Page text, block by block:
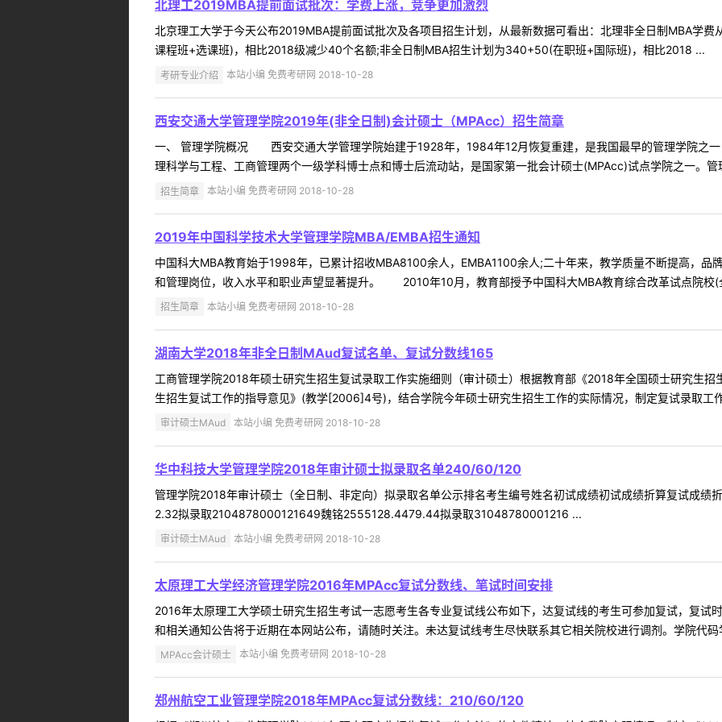
北理工2019MBA提前面试批次：学费上涨，竞争更加激烈
北京理工大学于今天公布2019MBA提前面试批次及各项目招生计划，从最新数据可看出：北理非全日制MBA学
课程班+选课班)，相比2018级减少40个名额;非全日制MBA招生计划为340+50(在职班+国际班)，相比2018 ...
考研专业介绍 本站小编 免费考研网 2018-10-28
西安交通大学管理学院2019年(非全日制)会计硕士（MPAcc）招生简章
一、 管理学院概况 西安交通大学管理学院始建于1928年，1984年12月恢复重建，是我国最早的管理学院之
理科学与工程、工商管理两个一级学科博士点和博士后流动站，是国家第一批会计硕士(MPAcc)试点学院之一。
招生简章 本站小编 免费考研网 2018-10-28
2019年中国科学技术大学管理学院MBA/EMBA招生通知
中国科大MBA教育始于1998年，已累计招收MBA8100余人，EMBA1100余人;二十年来，教学质量不断提高，品
和管理岗位，收入水平和职业声望显著提升。 2010年10月，教育部授予中国科大MBA教育综合改革试点院校(
招生简章 本站小编 免费考研网 2018-10-28
湖南大学2018年非全日制MAud复试名单、复试分数线165
工商管理学院2018年硕士研究生招生复试录取工作实施细则（审计硕士）根据教育部《2018年全国硕士研究生
生招生复试工作的指导意见》(教学[2006]4号)，结合学院今年硕士研究生招生工作的实际情况，制定复试录取工
审计硕士MAud 本站小编 免费考研网 2018-10-28
华中科技大学管理学院2018年审计硕士拟录取名单240/60/120
管理学院2018年审计硕士（全日制、非定向）拟录取名单公示排名考生编号姓名初试成绩初试成绩折算复试成
2.32拟录取2104878000121649魏铭2555128.4479.44拟录取31048780001216 ...
审计硕士MAud 本站小编 免费考研网 2018-10-28
太原理工大学经济管理学院2016年MPAcc复试分数线、笔试时间安排
2016年太原理工大学硕士研究生招生考试一志愿考生各专业复试线公布如下，达复试线的考生可参加复试，复
和相关通知公告将于近期在本网站公布，请随时关注。未达复试线考生尽快联系其它相关院校进行调剂。学院代
MPAcc会计硕士 本站小编 免费考研网 2018-10-28
郑州航空工业管理学院2018年MPAcc复试分数线：210/60/120